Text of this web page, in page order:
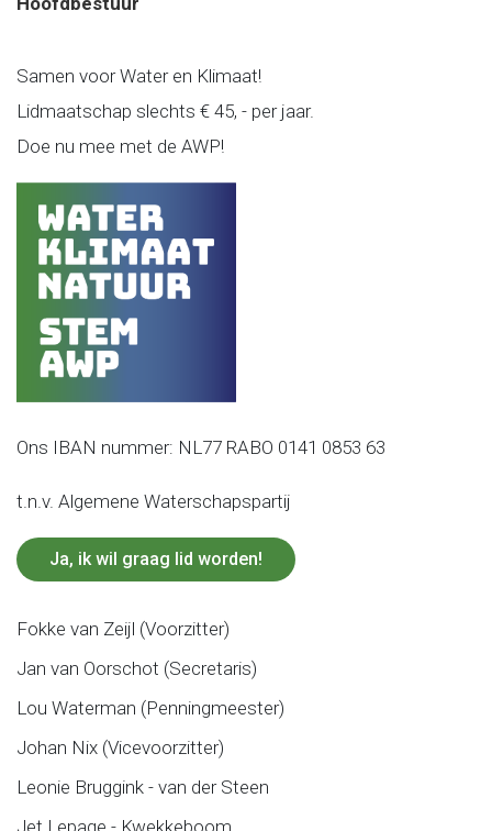
Samen voor Water en Klimaat!
Lidmaatschap slechts € 45, - per jaar.
Doe nu mee met de AWP!
Ons IBAN nummer: NL77 RABO 0141 0853 63
t.n.v. Algemene Waterschapspartij
Ja, ik wil graag lid worden!
Fokke van Zeijl (Voorzitter)
Jan van Oorschot (Secretaris)
Lou Waterman (Penningmeester)
Johan Nix (Vicevoorzitter)
Leonie Bruggink - van der Steen
Jet Lepage - Kwekkeboom